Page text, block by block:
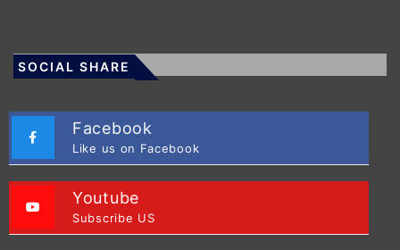
SOCIAL SHARE
Facebook
Like us on Facebook
Youtube
Subscribe US